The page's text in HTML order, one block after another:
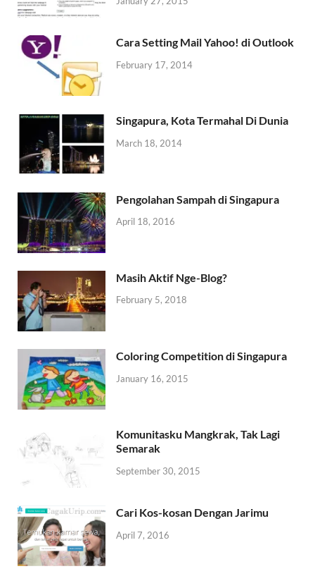
Cara Setting Mail Yahoo! di Outlook
February 17, 2014
Singapura, Kota Termahal Di Dunia
March 18, 2014
Pengolahan Sampah di Singapura
April 18, 2016
Masih Aktif Nge-Blog?
February 5, 2018
Coloring Competition di Singapura
January 16, 2015
Komunitasku Mangkrak, Tak Lagi
Semarak
September 30, 2015
Cari Kos-kosan Dengan Jarimu
April 7, 2016